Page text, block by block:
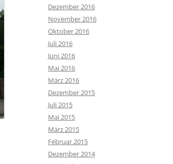
Dezember 2016
November 2016
Oktober 2016
Juli 2016
Juni 2016
Mai 2016
März 2016
Dezember 2015
Juli 2015
Mai 2015
März 2015
Februar 2015
Dezember 2014